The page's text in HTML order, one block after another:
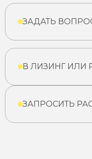
ЗАДАТЬ
В ЛИЗИНГ ИЛИ
ЗАПРОСИТЬ